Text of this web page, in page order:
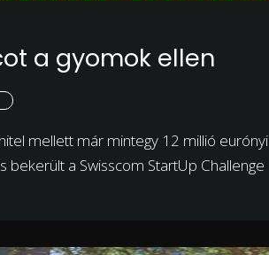
a gyomok ellen
mellett már mintegy 12 millió eurónyi
a Swisscom StartUp Challenge